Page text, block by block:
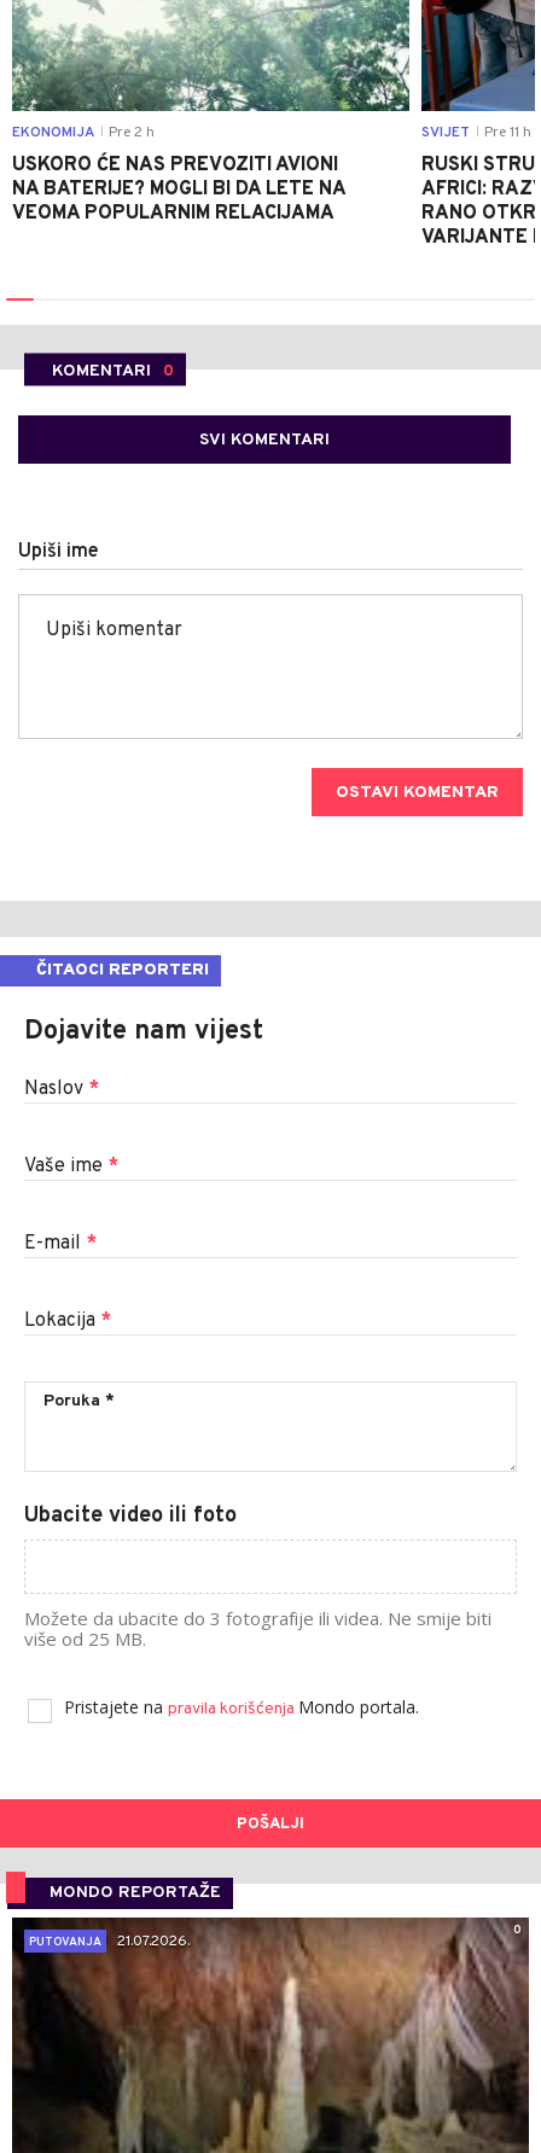
EKONOMIJA Pre 2 h
USKORO ĆE NAS PREVOZITI AVIONI
NA BATERIJE? MOGLI BI DA LETE NA
VEOMA POPULARNIM RELACIJAMA
SVIJET Pre 11 h
RUSKI
AFRICI:
RANO
VARIJANTE
KOMENTARI 0
SVI KOMENTARI
Upiši ime
OSTAVI KOMENTAR
ČITAOCI REPORTERI
Dojavite nam vijest
Naslov *
Vaše ime *
E-mail *
Lokacija *
Ubacite video ili foto
Možete da ubacite do 3 fotografije ili videa. Ne smije biti
više od 25 MB.
Pristajete na pravila korišćenja Mondo portala.
POŠALJI
MONDO REPORTAŽE
0
PUTOVANJA
21.07.2026.